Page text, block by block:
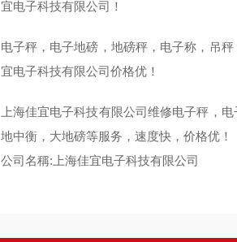
宜电子科技有限公司！
电子秤，电子地磅，地磅秤，电子称，吊
宜电子科技有限公司价格优！
上海佳宜电子科技有限公司维修电子秤，
地中衡，大地磅等服务，速度快，价格优！
公司名稱:上海佳宜电子科技有限公司